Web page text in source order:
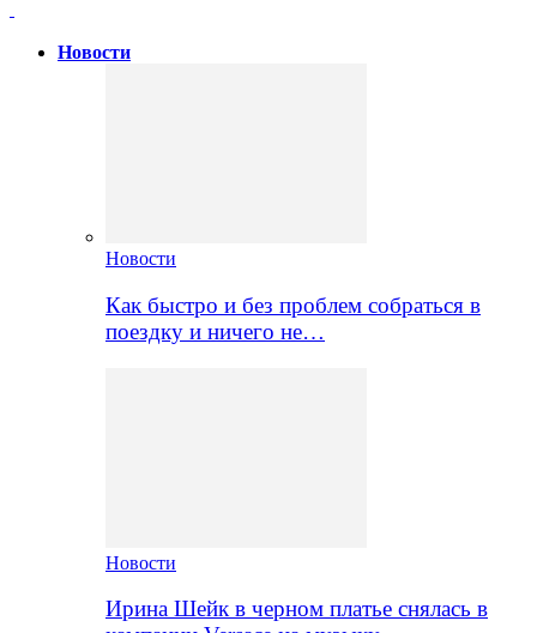
Новости
Новости
Как быстро и без проблем собраться в
поездку и ничего не…
Новости
Ирина Шейк в черном платье снялась в